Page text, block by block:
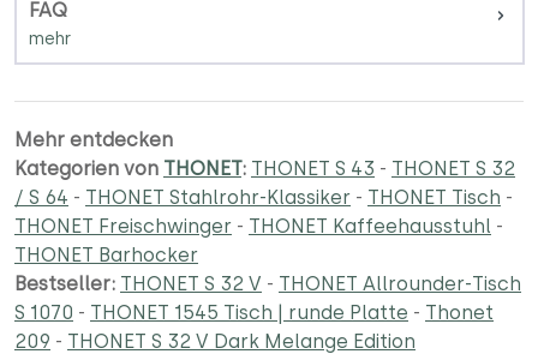
FAQ
Mehr entdecken
Kategorien von THONET: THONET S 43 - THONET S 32
/ S 64 - THONET Stahlrohr-Klassiker - THONET Tisch -
THONET Freischwinger - THONET Kaffeehausstuhl -
THONET Barhocker
Bestseller: THONET S 32 V - THONET Allrounder-Tisch
S 1070 - THONET 1545 Tisch | runde Platte - Thonet
209 - THONET S 32 V Dark Melange Edition